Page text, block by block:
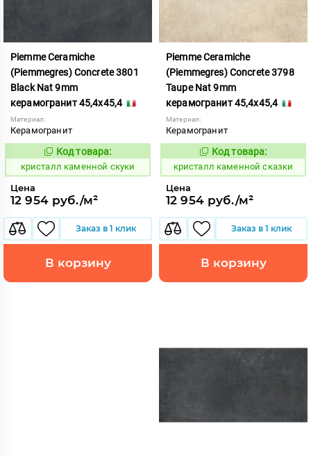
Piemme Ceramiche
(Piemmegres) Concrete 3801
Black Nat 9mm
керамогранит 45,4x45,4
Материал:
Керамогранит
817219
Код товара:
кристалл каменной скуки
Цена
12 954 руб./м²
Заказ в 1 клик
В корзину
Piemme Ceramiche
(Piemmegres) Concrete 3798
Taupe Nat 9mm
керамогранит 45,4x45,4
Материал:
Керамогранит
817215
Код товара:
кристалл каменной сказки
Цена
12 954 руб./м²
Заказ в 1 клик
В корзину